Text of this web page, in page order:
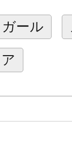
際の商品
ール